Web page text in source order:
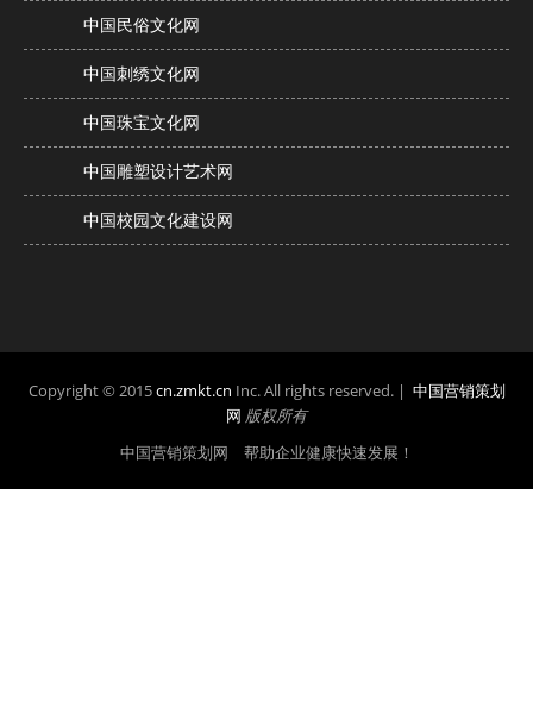
中国民俗文化网
中国刺绣文化网
中国珠宝文化网
中国雕塑设计艺术网
中国校园文化建设网
Copyright © 2015cn.zmkt.cn Inc. All rights reserved. | 中国营销策划
网 版权所有
中国营销策划网 帮助企业健康快速发展！